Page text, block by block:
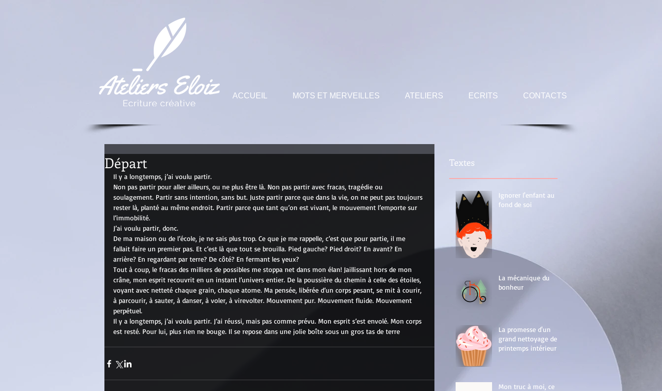
ACCUEIL MOTS ET MERVEILLES ATELIERS ECRITS CONTACTS
Départ
Il y a longtemps, j’ai voulu partir.
Non pas partir pour aller ailleurs, ou ne plus être là. Non pas partir avec fracas, tragédie ou
soulagement. Partir sans intention, sans but. Juste partir parce que dans la vie, on ne peut pas toujours
rester là, planté au même endroit. Partir parce que tant qu’on est vivant, le mouvement l’emporte sur
l’immobilité.
J’ai voulu partir, donc.
De ma maison ou de l’école, je ne sais plus trop. Ce que je me rappelle, c’est que pour partie, il me
fallait faire un premier pas. Et c’est là que tout se brouilla. Pied gauche? Pied droit? En avant? En
arrière? En regardant par terre? De côté? En fermant les yeux?
Tout à coup, le fracas des milliers de possibles me stoppa net dans mon élan! Jaillissant hors de mon
crâne, mon esprit recouvrit en un instant l’univers entier. De la poussière du chemin à celle des étoiles,
voyant avec netteté chaque grain, chaque atome. Ma pensée, libérée d’un corps pesant, se mit à courir,
à parcourir, à sauter, à danser, à voler, à virevolter. Mouvement pur. Mouvement fluide. Mouvement
perpétuel.
Il y a longtemps, j’ai voulu partir. J’ai réussi, mais pas comme prévu. Mon esprit s’est envolé. Mon corps
est resté. Pour lui, plus rien ne bouge. Il se repose dans une jolie boîte sous un gros tas de terre
Textes
Ignorer l'enfant au
fond de soi
La mécanique du
bonheur
La promesse d'un
grand nettoyage de
printemps intérieur
Mon truc à moi, ce